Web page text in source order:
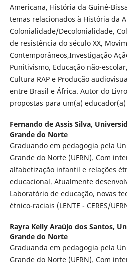
Americana, História da Guiné-
temas relacionados à História da
Colonialidade/Decolonialidade,
de resistência do século XX,
Contemporâneos,Investigação
Punitivismo, Educação não-
Cultura RAP e Produção
entre Brasil e África. Autor do Livro
propostas para um(a)
Fernando de Assis Silva,
Grande do Norte
Graduando em pedagogia pela
Grande do Norte (UFRN). Com
alfabetização infantil e relações
educacional. Atualmente
Laboratório de educação, novas
étnico-raciais (LENTE - CERES/
Rayra Kelly Araújo dos Santos,
Grande do Norte
Graduanda em pedagogia pela
Grande do Norte (UFRN). Com